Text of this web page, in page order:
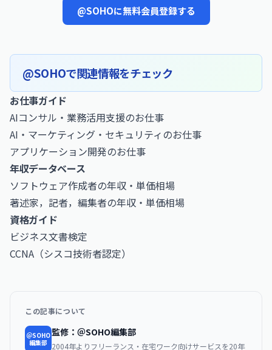
@SOHOに無料会員登録する
@SOHOで関連情報をチェック
お仕事ガイド
AIコンサル・業務活用支援のお仕事
AI・マーケティング・セキュリティのお仕事
アプリケーション開発のお仕事
年収データベース
ソフトウェア作成者の年収・単価相場
著述家，記者，編集者の年収・単価相場
資格ガイド
ビジネス文書検定
CCNA（シスコ技術者認定）
この記事について
＠SOHO
編集部
監修：＠SOHO編集部
2004年よりフリーランス・在宅ワーク向けサービスを20年